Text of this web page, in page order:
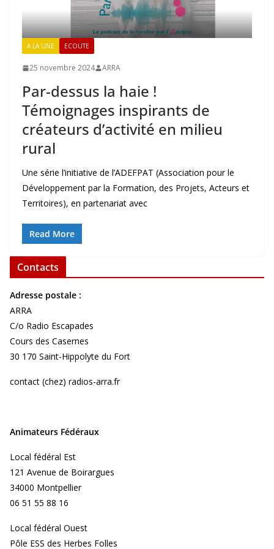
A LA UNE ECOUTE
25 novembre 2024 ARRA
Par-dessus la haie !
Témoignages inspirants de
créateurs d’activité en milieu
rural
Une série l’initiative de l’ADEFPAT (Association pour le
Développement par la Formation, des Projets, Acteurs et
Territoires), en partenariat avec
Read More
Contacts
Adresse postale :
ARRA
C/o Radio Escapades
Cours des Casernes
30 170 Saint-Hippolyte du Fort
contact (chez) radios-arra.fr
Animateurs Fédéraux
Local fédéral Est
121 Avenue de Boirargues
34000 Montpellier
06 51 55 88 16
Local fédéral Ouest
Pôle ESS des Herbes Folles